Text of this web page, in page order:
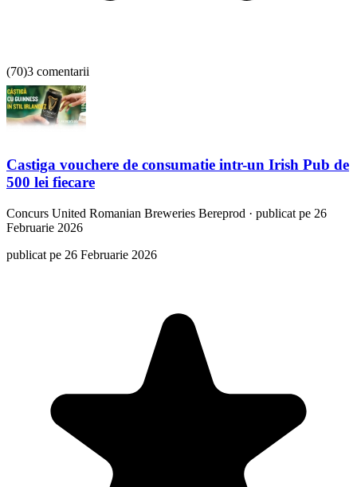
(70)3 comentarii
Castiga vouchere de consumatie intr-un Irish Pub de
500 lei fiecare
Concurs United Romanian Breweries Bereprod · publicat pe 26
Februarie 2026
publicat pe 26 Februarie 2026